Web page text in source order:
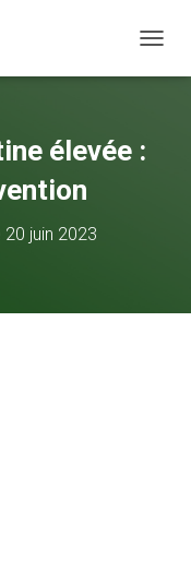
élevée :
20 juin 2023